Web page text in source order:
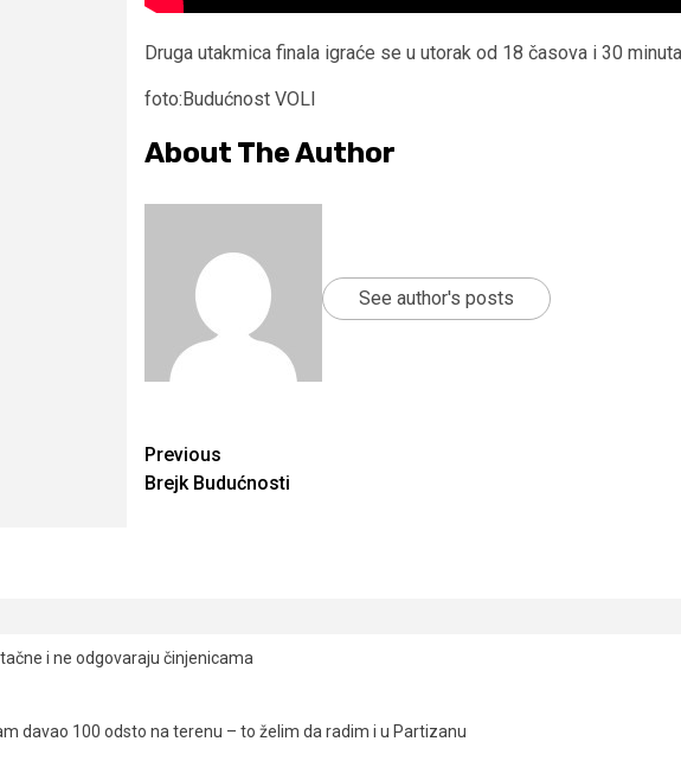
Druga utakmica finala igraće se u utorak od 18 časova i 30
foto:Budućnost VOLI
About The Author
See author's posts
Continue
Reading
Previous
Brejk Budućnosti
i ne odgovaraju činjenicama
davao 100 odsto na terenu – to želim da radim i u Partizanu